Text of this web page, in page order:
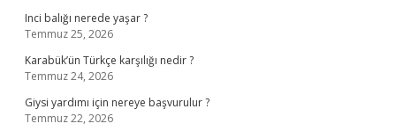
Inci balığı nerede yaşar ?
Temmuz 25, 2026
Karabük’ün Türkçe karşılığı nedir ?
Temmuz 24, 2026
Giysi yardımı için nereye başvurulur ?
Temmuz 22, 2026